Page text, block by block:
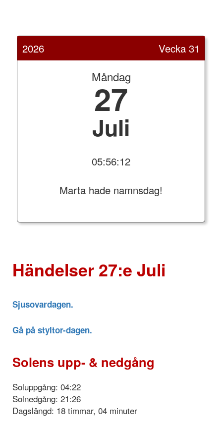
2026 Vecka 31
Måndag
27
Juli
05:56:12
Marta hade namnsdag!
Händelser 27:e Juli
Sjusovardagen.
Gå på styltor-dagen.
Solens upp- & nedgång
Soluppgång: 04:22
Solnedgång: 21:26
Dagslängd: 18 timmar, 04 minuter